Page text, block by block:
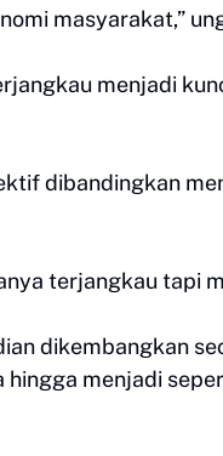
masyarakat,”
menjadi
dibandingkan
terjangkau tapi
dikembangkan
menjadi